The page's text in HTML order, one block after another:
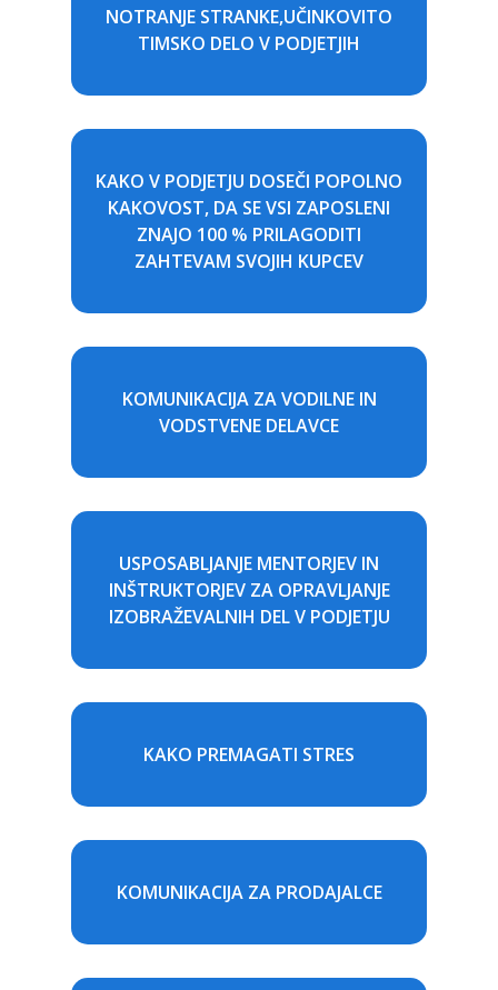
NOTRANJE STRANKE,UČINKOVITO
TIMSKO DELO V PODJETJIH
KAKO V PODJETJU DOSEČI POPOLNO
KAKOVOST, DA SE VSI ZAPOSLENI
ZNAJO 100 % PRILAGODITI
ZAHTEVAM SVOJIH KUPCEV
KOMUNIKACIJA ZA VODILNE IN
VODSTVENE DELAVCE
USPOSABLJANJE MENTORJEV IN
INŠTRUKTORJEV ZA OPRAVLJANJE
IZOBRAŽEVALNIH DEL V PODJETJU
KAKO PREMAGATI STRES
KOMUNIKACIJA ZA PRODAJALCE